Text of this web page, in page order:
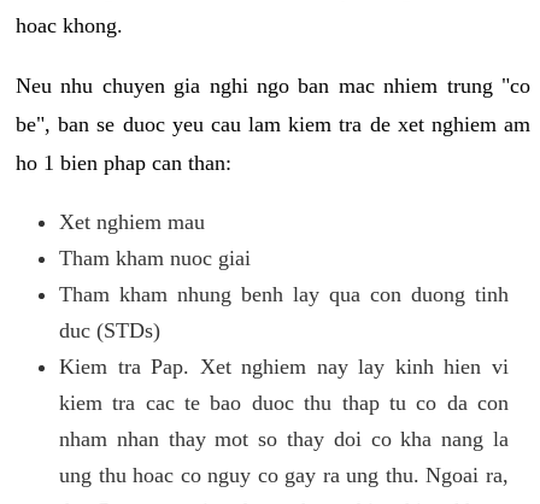
hoac khong.
Neu nhu chuyen gia nghi ngo ban mac nhiem trung "co
be", ban se duoc yeu cau lam kiem tra de xet nghiem am
ho 1 bien phap can than:
Xet nghiem mau
Tham kham nuoc giai
Tham kham nhung benh lay qua con duong tinh
duc (STDs)
Kiem tra Pap. Xet nghiem nay lay kinh hien vi
kiem tra cac te bao duoc thu thap tu co da con
nham nhan thay mot so thay doi co kha nang la
ung thu hoac co nguy co gay ra ung thu. Ngoai ra,